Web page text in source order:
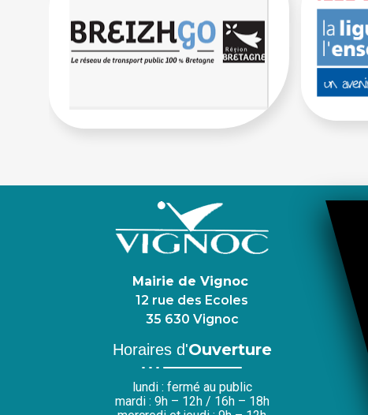
Mairie de Vignoc
12 rue des Ecoles
35 630 Vignoc
Horaires d'Ouverture
lundi : fermé au public
mardi : 9h – 12h / 16h – 18h